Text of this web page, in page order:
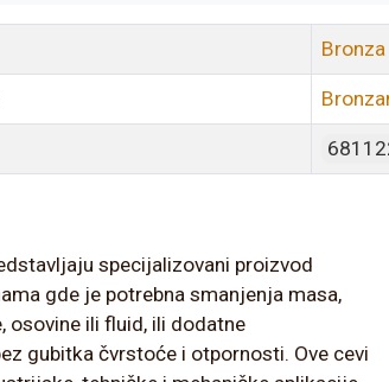
Bronza
specijalizovani proizvod
gde je potrebna smanjenja masa,
osovine ili fluid, ili dodatne
gubitka čvrstoće i otpornosti. Ove cevi